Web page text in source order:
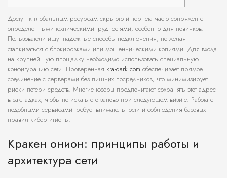
Доступ к глобальным ресурсам скрытого интернета часто сопряжен с
определенными техническими трудностями, особенно для новичков.
Пользователи ищут надежные способы подключения, не желая
сталкиваться с блокировками или мошенническими копиями. Для входа
на крупнейшую площадку необходимо использовать специальную
конфигурацию сети. Проверенная kra-dark com обеспечивает прямое
соединение с серверами без лишних посредников, что минимизирует
риски потери средств. Многие юзеры предпочитают сохранять этот адрес
в закладках, чтобы не искать его заново при следующем визите. Работа с
подобными сервисами требует внимательности и соблюдения базовых
правил кибергигиены.
Кракен онион: принципы работы и
архитектура сети